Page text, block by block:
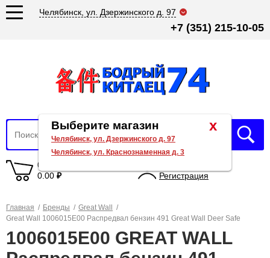
Челябинск, ул. Дзержинского д. 97
+7 (351) 215-10-05
0 товаров
0.00 ₽
Регистрация
Главная / Бренды / Great Wall
/
Great Wall 1006015E00 Распредвал бензин 491 Great Wall Deer Safe
1006015E00 GREAT WALL
x
Выберите магазин
Челябинск, ул. Дзержинского д. 97
Челябинск, ул. Краснознаменная д. 3